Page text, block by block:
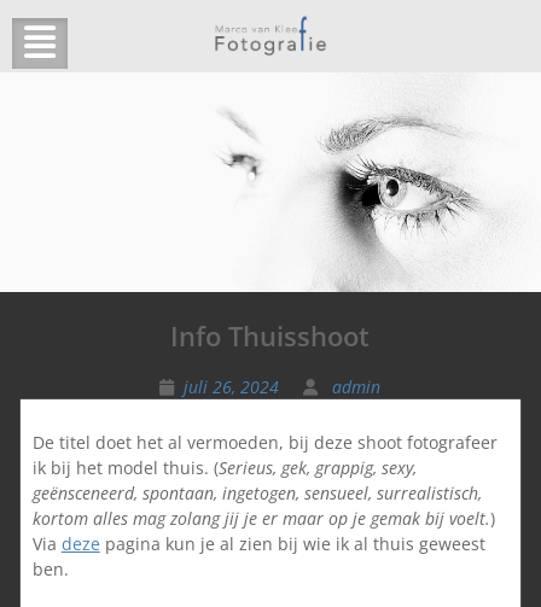
naar
Info Thuisshoot
juli 26, 2024 admin
De titel doet het al vermoeden, bij deze shoot fotografeer
ik bij het model thuis. (Serieus, gek, grappig, sexy,
geënsceneerd, spontaan, ingetogen, sensueel, surrealistisch,
kortom alles mag zolang jij je er maar op je gemak bij voelt.)
Via deze pagina kun je al zien bij wie ik al thuis geweest
ben.